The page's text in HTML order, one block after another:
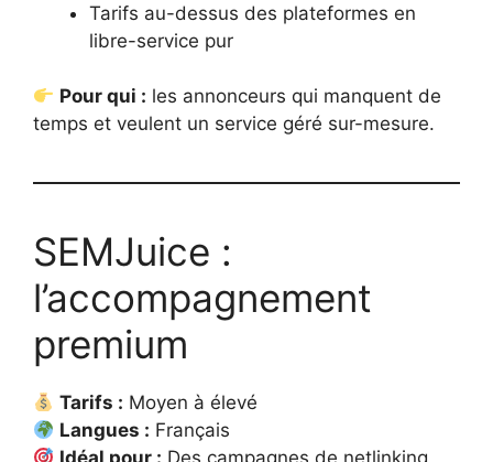
Tarifs au-dessus des plateformes en
libre-service pur
Pour qui : les annonceurs qui manquent de
temps et veulent un service géré sur-mesure.
SEMJuice :
l’accompagnement
premium
Tarifs : Moyen à élevé
Langues : Français